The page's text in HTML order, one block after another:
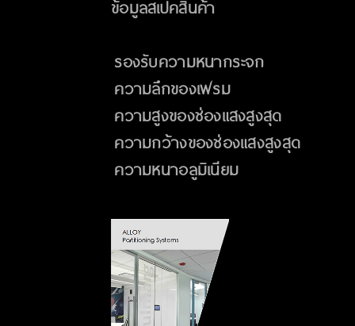
ข้อมูลสเปคสินค้า
รองรับความหนากระจก
ความลึกของเฟรม
ความสูงของช่องแสงสูงสุด
ความกว้างของช่องแสงสูงสุด
ความหนาอลูมิเนียม